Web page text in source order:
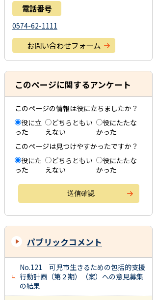
電話番号
0574-62-1111
お問い合わせフォーム
このページに関するアンケート
このページの情報は役に立ちましたか？
役に立
った
どちらともい
えない
役にたたな
かった
このページは見つけやすかったですか？
役にた
った
どちらともい
えない
役にたたな
かった
パブリックコメント
No.121 可児市生きるための包括的支援
行動計画（第２期）（案）への意見募集
の結果